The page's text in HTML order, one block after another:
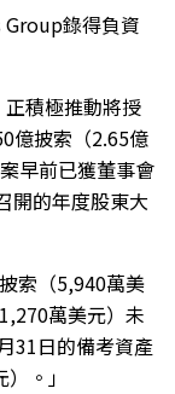
錄得負資
積極推動將授
億披索（2.65億
早前已獲董事會
開的年度股東大
索（5,940萬美
萬美元）未
31日的備考資產
。」